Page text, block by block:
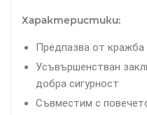
Характеристики:
Предпазва от кражба
Усъвършенстван
добра сигурност
Съвместим с